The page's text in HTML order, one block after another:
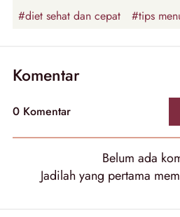
#diet sehat dan cepat
#tips
Komentar
0 Komentar
Belum ada
Jadilah yang pertama